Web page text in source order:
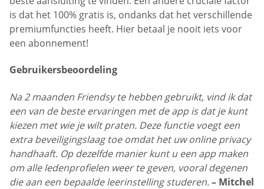
is dat het 100% gratis is, ondanks dat het verschillende
premiumfuncties heeft. Hier betaal je nooit iets voor
een abonnement!
Gebruikersbeoordeling
Na 2 maanden Friendsy te hebben gebruikt, vind ik dat
een van de beste ervaringen met de app is dat je kunt
kiezen met wie je wilt praten. Deze functie voegt een
extra beveiligingslaag toe omdat het uw online privacy
handhaaft. Op dezelfde manier kunt u een app maken
om alle ledenprofielen weer te geven, vooral degenen
die aan een bepaalde leerinstelling studeren.– Mitchel